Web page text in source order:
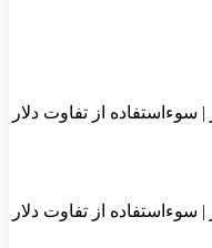
تومان اختلاف در هر ۱۰۰ دلار | سوءاستفاده از تفاوت دلار
تومان اختلاف در هر ۱۰۰ دلار | سوءاستفاده از تفاوت دلار